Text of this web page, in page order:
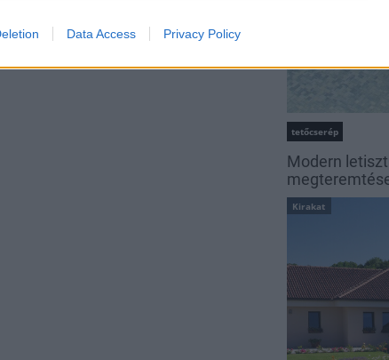
Data Access Privacy Policy
tetőcserép
Modern
Kirakat